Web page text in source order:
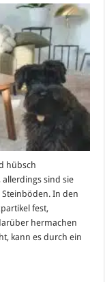
hübsch
sind sie
In den
fest,
hermachen
kann es durch ein